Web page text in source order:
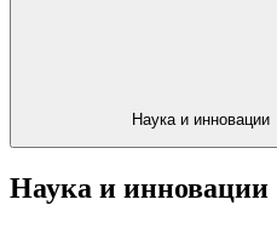
Наука и инновации
Наука и инновации